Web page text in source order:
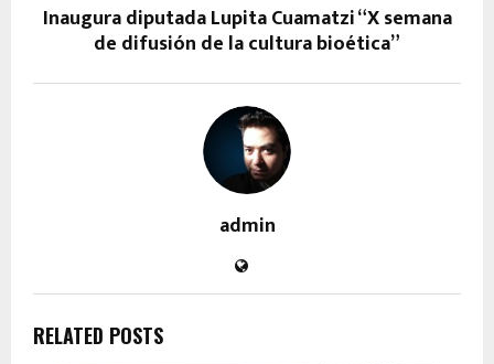
Inaugura diputada Lupita Cuamatzi “X semana
de difusión de la cultura bioética”
admin
RELATED POSTS